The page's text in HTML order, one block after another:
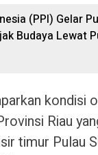
(PPI) Gelar
Budaya Lewat
kondisi
Riau
timur Pulau